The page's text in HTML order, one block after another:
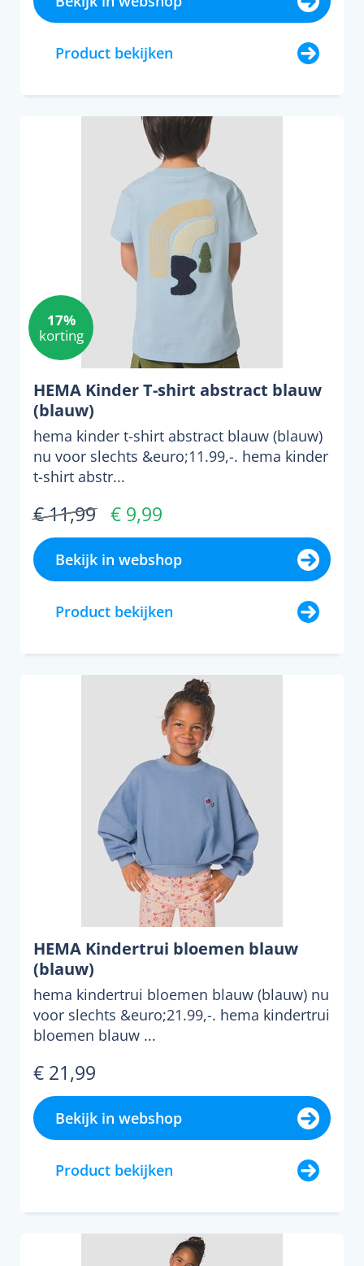
Product bekijken
17%
korting
HEMA Kinder T-shirt abstract blauw
(blauw)
hema kinder t-shirt abstract blauw (blauw)
nu voor slechts &euro;11.99,-. hema kinder
t-shirt abstr...
€ 11,99 € 9,99
Bekijk in webshop
Product bekijken
HEMA Kindertrui bloemen blauw
(blauw)
hema kindertrui bloemen blauw (blauw) nu
voor slechts &euro;21.99,-. hema kindertrui
bloemen blauw ...
€ 21,99
Bekijk in webshop
Product bekijken